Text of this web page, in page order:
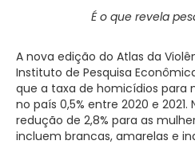
É o que revela
A nova edição do Atlas da
Instituto de Pesquisa
que a taxa de homicídios para
no país 0,5% entre 2020 e
redução de 2,8% para as
incluem brancas, amarelas e